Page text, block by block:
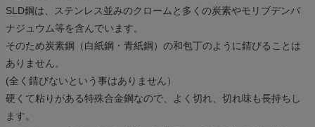
SLD鋼は、ステンレス並みのクロームと多くの炭素やモリブデンバ
ナジュウム等を含んでいます。
そのため炭素鋼（白紙鋼・青紙鋼）の和包丁のように錆びることは
ありません。
(全く錆びないという事はありません）
硬くて粘りがある特殊合金鋼なので、よく切れ、切れ味も長持ちし
ます。